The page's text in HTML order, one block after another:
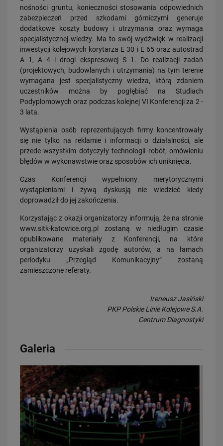
nośności gruntu, konieczności stosowania odpowiednich
zabezpieczeń przed szkodami górniczymi generuje
dodatkowe koszty budowy i utrzymania oraz wymaga
specjalistycznej wiedzy. Ma to swój wydźwięk w realizacji
inwestycji kolejowych korytarza E 30 i E 65 oraz autostrad
A 1, A 4 i drogi ekspresowej S 1. Do realizacji zadań
(projektowych, budowlanych i utrzymania) na tym terenie
wymagana jest specjalistyczny wiedza, którą zdaniem
uczestników można by pogłębiać na Studiach
Podyplomowych oraz podczas kolejnej VI Konferencji za 2 -
3 lata.
Wystąpienia osób reprezentujących firmy koncentrowały
się nie tylko na reklamie i informacji o działalności, ale
przede wszystkim dotyczyły technologii robót, omówieniu
błędów w wykonawstwie oraz sposobów ich uniknięcia.
Czas Konferencji wypełniony merytorycznymi
wystąpieniami i żywą dyskusją nie wiedzieć kiedy
doprowadził do jej zakończenia.
Korzystając z okazji organizatorzy informują, że na stronie
www.sitk-katowice.org.pl zostaną w niedługim czasie
opublikowane materiały z Konferencji, na które
organizatorzy uzyskali zgodę autorów, a na łamach
periodyku „Przegląd Komunikacyjny” zostaną
zamieszczone referaty.
Ireneusz Jasiński
PKP Polskie Linie Kolejowe S.A.
Centrum Diagnostyki
Galeria
23.07.2026
Wróci ruch pasażerski między Skierniewicami a Czachówkiem - jest
umowa na…
PRZECZYTAJ
21.07.2026
PRZECZYTAJ